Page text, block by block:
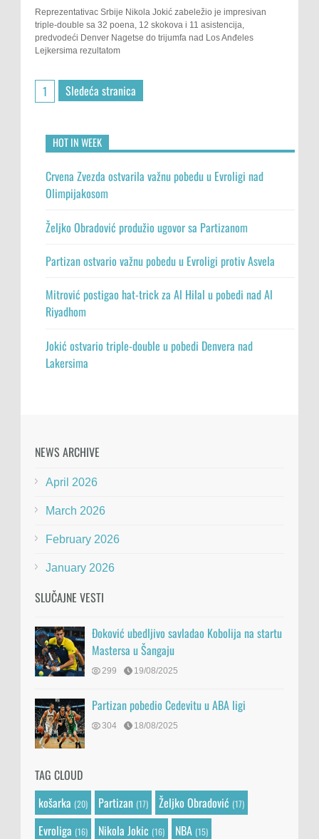
Reprezentativac Srbije Nikola Jokić zabeležio je impresivan
triple-double sa 32 poena, 12 skokova i 11 asistencija,
predvodeći Denver Nagetse do trijumfa nad Los Anđeles
Lejkersima rezultatom
1 Sledeća stranica
HOT IN WEEK
Crvena Zvezda ostvarila važnu pobedu u Evroligi nad
Olimpijakosom
Željko Obradović produžio ugovor sa Partizanom
Partizan ostvario važnu pobedu u Evroligi protiv Asvela
Mitrović postigao hat-trick za Al Hilal u pobedi nad Al
Riyadhom
Jokić ostvario triple-double u pobedi Denvera nad
Lakersima
NEWS ARCHIVE
April 2026
March 2026
February 2026
January 2026
SLUČAJNE VESTI
Đoković ubedljivo savladao Kobolija na startu
Mastersa u Šangaju
299 19/08/2025
Partizan pobedio Cedevitu u ABA ligi
304 18/08/2025
TAG CLOUD
košarka (20) Partizan (17) Željko Obradović (17)
Evroliga (16) Nikola Jokic (16) NBA (15)